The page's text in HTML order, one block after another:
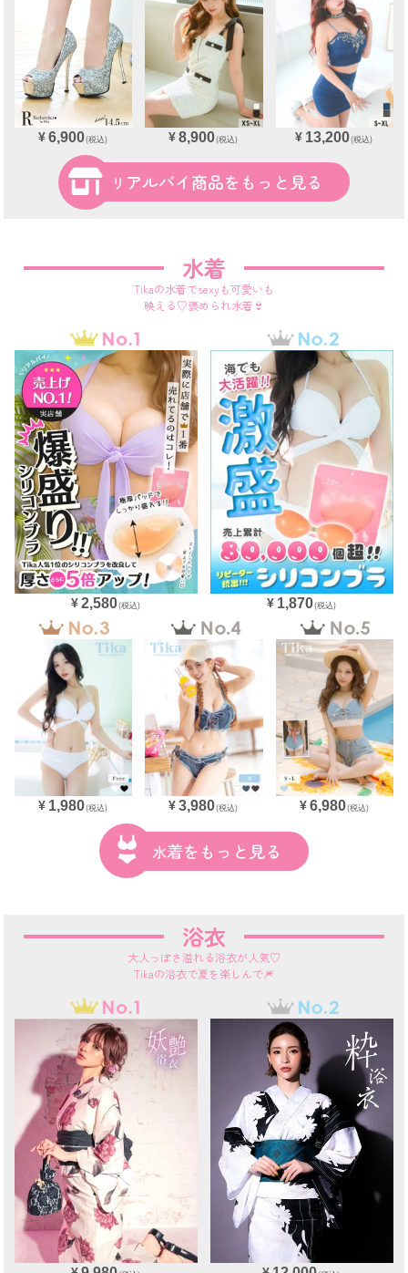
¥ 6,900(税込) ¥ 8,900(税込) ¥ 13,200(税込)
リアルバイ商品をもっと見る
水着
Tikaの水着でsexyも可愛いも
映える♡褒められ水着👙
¥ 2,580(税込) ¥ 1,870(税込)
¥ 1,980(税込) ¥ 3,980(税込) ¥6,980(税込)
水着をもっと見る
浴衣
大人っぽさ溢れる浴衣が人気♡
Tikaの浴衣で夏を楽しんで🎆